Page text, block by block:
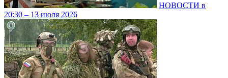
НОВОСТИ в
20:30 – 13 июля 2026